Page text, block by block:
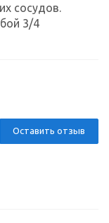
сосудов.
3/4
Оставить отзыв